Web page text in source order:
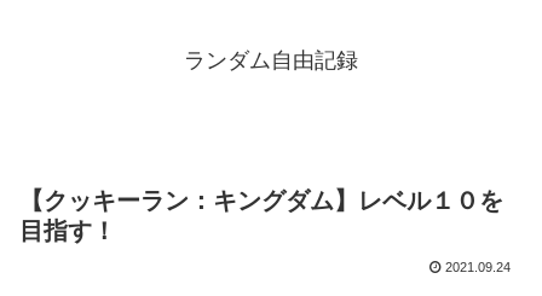
ランダム自由記録
【クッキーラン：キングダム】レベル１０を
目指す！
2021.09.24